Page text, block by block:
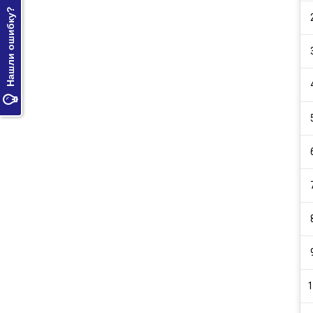

Нашли ошибку?